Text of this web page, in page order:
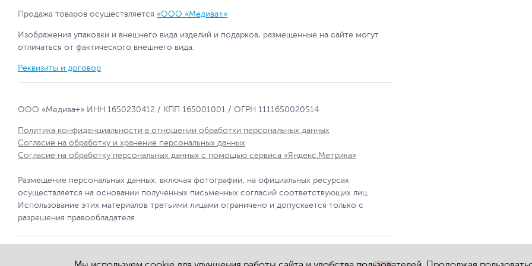
Продажа товаров осуществляется «ООО «Медива+»
Изображения упаковки и внешнего вида изделий и подарков, размещенные на сайте могут
отличаться от фактического внешнего вида.
Реквизиты и договор
ООО «Медива+» ИНН 1650230412 / КПП 165001001 / ОГРН 1111650020514
Политика конфиденциальности в отношении обработки персональных данных
Согласие на обработку и хранение персональных данных
Согласие на обработку персональных данных с помощью сервиса «Яндекс.Метрика»
Размещение персональных данных, включая фотографии, на официальных ресурсах
осуществляется на основании полученных письменных согласий соответствующих лиц.
Использование этих материалов третьими лицами ограничено и допускается только с
разрешения правообладателя.